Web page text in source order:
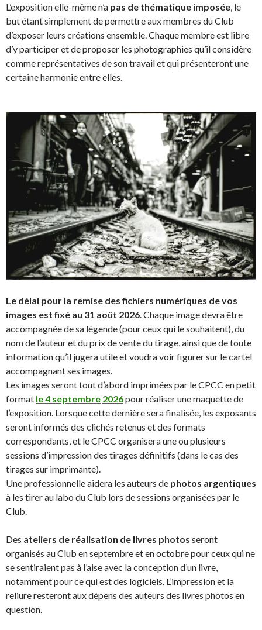
L’exposition elle-même n’a pas de thématique imposée , le
but étant simplement de permettre aux membres du Club
d’exposer leurs créations ensemble. Chaque membre est libre
d’y participer et de proposer les photographies qu’il considère
comme représentatives de son travail et qui présenteront une
certaine harmonie entre elles.
Le délai pour la remise des fichiers numériques de vos
images est fixé au 31 août 2026. Chaque image devra être
accompagnée de sa légende (pour ceux qui le souhaitent), du
nom de l’auteur et du prix de vente du tirage, ainsi que de toute
information qu’il jugera utile et voudra voir figurer sur le cartel
accompagnant ses images.
Les images seront tout d’abord imprimées par le CPCC en petit
format le 4 septembre 2026pour réaliser une maquette de
l’exposition. Lorsque cette dernière sera finalisée, les exposants
seront informés des clichés retenus et des formats
correspondants, et le CPCC organisera une ou plusieurs
sessions d’impression des tirages définitifs (dans le cas des
tirages sur imprimante).
Une professionnelle aidera les auteurs de photos argentiques
à les tirer au labo du Club lors de sessions organisées par le
Club.
Des ateliers de réalisation de livres photos seront
organisés au Club en septembre et en octobre pour ceux qui ne
se sentiraient pas à l’aise avec la conception d’un livre,
notamment pour ce qui est des logiciels. L’impression et la
reliure resteront aux dépens des auteurs des livres photos en
question.